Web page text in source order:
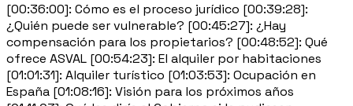
[00:36:00]: Cómo es el proceso jurídico [00:39:28]:
¿Quién puede ser vulnerable? [00:45:27]: ¿Hay
compensación para los propietarios? [00:48:52]: Qué
ofrece ASVAL [00:54:23]: El alquiler por habitaciones
[01:01:31]: Alquiler turístico [01:03:53]: Ocupación en
España [01:08:16]: Visión para los próximos años